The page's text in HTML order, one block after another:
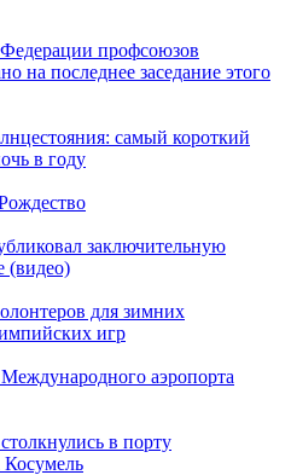
профсоюзов
на последнее заседание этого
самый короткий
в году
заключительную
(видео)
для зимних
игр
аэропорта
в порту
Косумель